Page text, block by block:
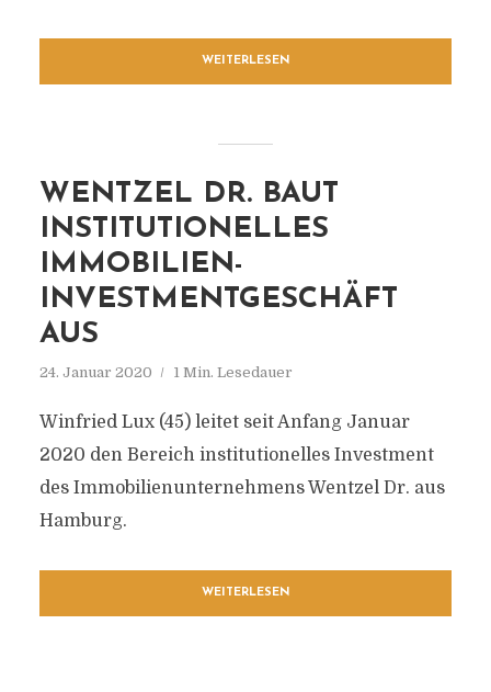
WEITERLESEN
WENTZEL DR. BAUT
INSTITUTIONELLES
IMMOBILIEN-
INVESTMENTGESCHÄFT
AUS
24. Januar 2020 1 Min. Lesedauer
Winfried Lux (45) leitet seit Anfang Januar
2020 den Bereich institutionelles Investment
des Immobilienunternehmens Wentzel Dr. aus
Hamburg.
WEITERLESEN